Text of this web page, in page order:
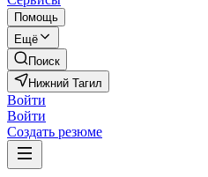
Помощь
Ещё
Поиск
Нижний Тагил
Войти
Войти
Создать резюме